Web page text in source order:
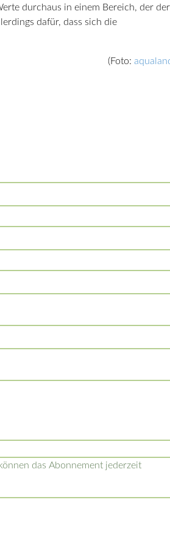
durchaus in einem Bereich, der der
dafür, dass sich die
(Foto:
das Abonnement jederzeit